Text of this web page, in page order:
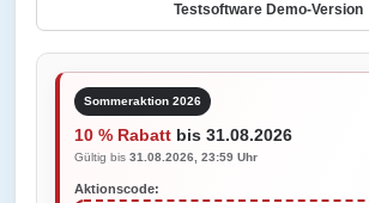
Testsoftware Demo-Version
Sommeraktion 2026
10 % Rabatt bis 31.08.2026
Gültig bis 31.08.2026, 23:59 Uhr
Aktionscode: